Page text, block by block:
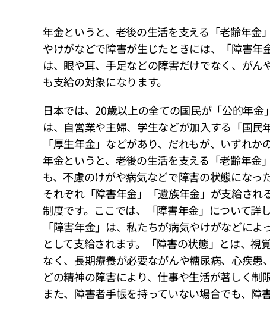
年金というと、老後の生活を支える「老齢年
やけがなどで障害が生じたときには、「障害
は、眼や耳、手足などの障害だけでなく、が
も支給の対象になります。
日本では、20歳以上の全ての国民が「公的年
は、自営業や主婦、学生などが加入する「国
「厚生年金」などがあり、だれもが、いずれか
年金というと、老後の生活を支える「老齢年金
も、不慮のけがや病気などで障害の状態になっ
それぞれ「障害年金」「遺族年金」が支給さ
制度です。ここでは、「障害年金」について詳
「障害年金」は、私たちが病気やけがなどに
として支給されます。「障害の状態」とは、
なく、長期療養が必要ながんや糖尿病、心疾
どの精神の障害により、仕事や生活が著しく制
また、障害者手帳を持っていない場合でも、障